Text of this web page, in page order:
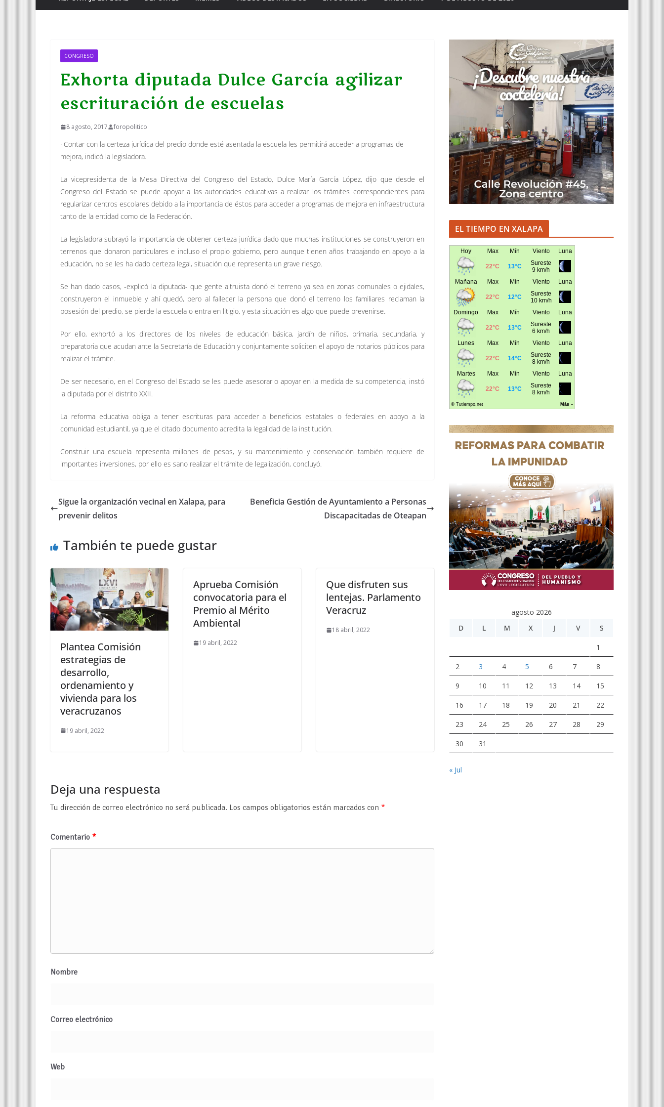
CONGRESO
Exhorta diputada Dulce García agilizar
escrituración de escuelas
8 agosto, 2017 foropolitico
· Contar con la certeza jurídica del predio donde esté asentada la escuela les permitirá acceder a programas de
mejora, indicó la legisladora.
La vicepresidenta de la Mesa Directiva del Congreso del Estado, Dulce María García López, dijo que desde el
Congreso del Estado se puede apoyar a las autoridades educativas a realizar los trámites correspondientes para
regularizar centros escolares debido a la importancia de éstos para acceder a programas de mejora en infraestructura
tanto de la entidad como de la Federación.
La legisladora subrayó la importancia de obtener certeza jurídica dado que muchas instituciones se construyeron en
terrenos que donaron particulares e incluso el propio gobierno, pero aunque tienen años trabajando en apoyo a la
educación, no se les ha dado certeza legal, situación que representa un grave riesgo.
Se han dado casos, -explicó la diputada- que gente altruista donó el terreno ya sea en zonas comunales o ejidales,
construyeron el inmueble y ahí quedó, pero al fallecer la persona que donó el terreno los familiares reclaman la
posesión del predio, se pierde la escuela o entra en litigio, y esta situación es algo que puede prevenirse.
Por ello, exhortó a los directores de los niveles de educación básica, jardín de niños, primaria, secundaria, y
preparatoria que acudan ante la Secretaría de Educación y conjuntamente soliciten el apoyo de notarios públicos para
realizar el trámite.
De ser necesario, en el Congreso del Estado se les puede asesorar o apoyar en la medida de su competencia, instó
la diputada por el distrito XXII.
La reforma educativa obliga a tener escrituras para acceder a beneficios estatales o federales en apoyo a la
comunidad estudiantil, ya que el citado documento acredita la legalidad de la institución.
Construir una escuela representa millones de pesos, y su mantenimiento y conservación también requiere de
importantes inversiones, por ello es sano realizar el trámite de legalización, concluyó.
Sigue la organización vecinal en Xalapa, para
prevenir delitos
Beneficia Gestión de Ayuntamiento a Personas
Discapacitadas de Oteapan
También te puede gustar
Plantea Comisión
estrategias de
desarrollo,
ordenamiento y
vivienda para los
veracruzanos
19 abril, 2022
Aprueba Comisión
convocatoria para el
Premio al Mérito
Ambiental
19 abril, 2022
Que disfruten sus
lentejas. Parlamento
Veracruz
18 abril, 2022
Deja una respuesta
Tu dirección de correo electrónico no será publicada. Los campos obligatorios están marcados con *
Comentario *
Nombre
Correo electrónico
Web
EL TIEMPO EN XALAPA
agosto 2026
D
L M X J V S
1
2 3 4 5 6 7 8
9 10 11 12 13 14 15
16 17 18 19 20 21 22
23 24 25 26 27 28 29
30 31
« Jul